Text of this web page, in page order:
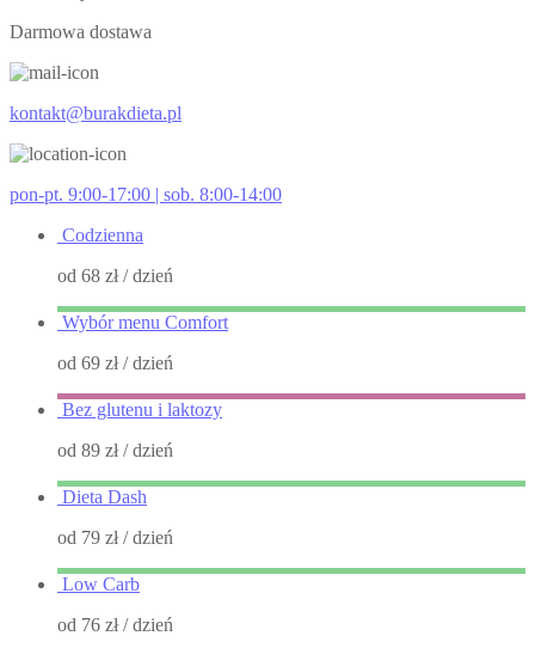
Darmowa dostawa
kontakt@burakdieta.pl
pon-pt. 9:00-17:00 | sob. 8:00-14:00
Codzienna
od 68 zł/ dzień
Wybór menu Comfort
od 69 zł/ dzień
Bez glutenu i laktozy
od 89 zł/ dzień
Dieta Dash
od 79 zł/ dzień
Low Carb
od 76 zł/ dzień